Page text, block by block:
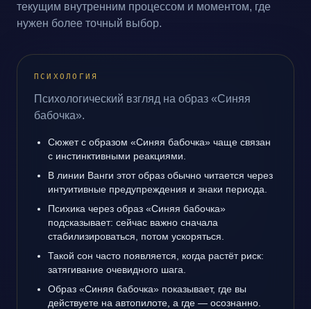
текущим внутренним процессом и моментом, где
нужен более точный выбор.
ПСИХОЛОГИЯ
Психологический взгляд на образ «Синяя
бабочка».
Сюжет с образом «Синяя бабочка» чаще связан
с инстинктивными реакциями.
В линии Ванги этот образ обычно читается через
интуитивные предупреждения и знаки периода.
Психика через образ «Синяя бабочка»
подсказывает: сейчас важно сначала
стабилизироваться, потом ускоряться.
Такой сон часто появляется, когда растёт риск:
затягивание очевидного шага.
Образ «Синяя бабочка» показывает, где вы
действуете на автопилоте, а где — осознанно.